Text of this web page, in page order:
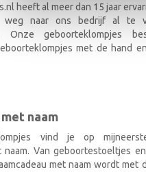
heeft al meer dan 15 jaar
weg naar ons bedrijf al te
Onze geboorteklompjes
met de hand
naam
vind je op
naam. Van geboortestoeltjes
met naam wordt met